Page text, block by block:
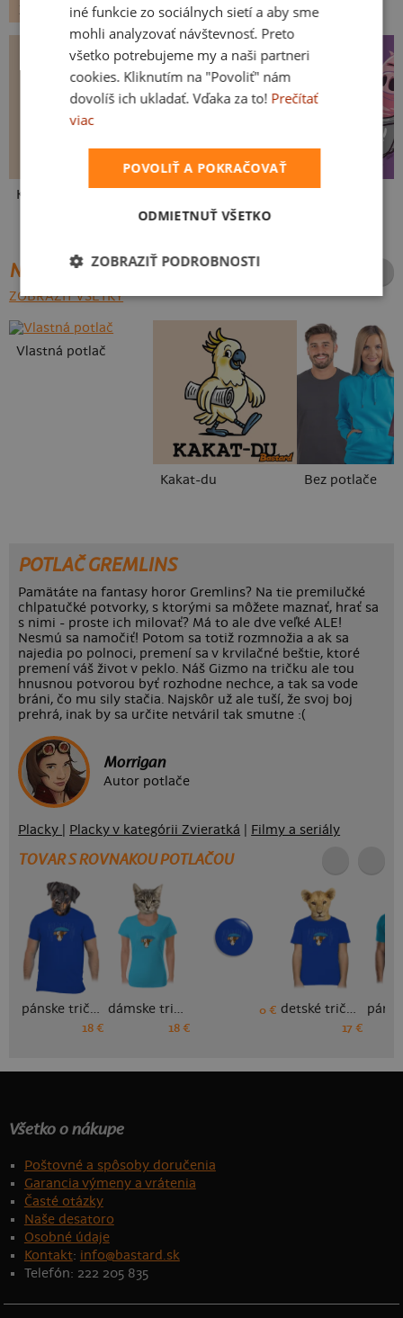
ZVIERATKÁ
FILMY A SERIÁLY
Kakat-du
NAJPREDÁVANEJŠIE POTLAČE
ZOBRAZIŤ VŠETKY
Vlastná potlač
Kakat-du Bez potlače
POTLAČ GREMLINS
Pamätáte na fantasy horor Gremlins? Na tie premilučké
chlpatučké potvorky, s ktorými sa môžete maznať, hrať sa
s nimi - proste ich milovať? Má to ale dve veľké ALE!
Nesmú sa namočiť! Potom sa totiž rozmnožia a ak sa
najedia po polnoci, premení sa v krvilačné beštie, ktoré
premení váš život v peklo. Náš Gizmo na tričku ale tou
hnusnou potvorou byť rozhodne nechce, a tak sa vode
bráni, čo mu sily stačia. Najskôr už ale tuší, že svoj boj
prehrá, inak by sa určite netváril tak smutne :(
Morrigan
Autor potlače
Placky Placky v kategórii Zvieratká Filmy a seriály
TOVAR S ROVNAKOU POTLAČOU
pánske tričko
18 €
dámske tričko
18 €
0 € detské tričko
17 €
Všetko o nákupe
Poštovné a spôsoby doručenia
Garancia výmeny a vrátenia
Časté otázky
Naše desatoro
Osobné údaje
Kontakt: info@bastard.sk
Telefón: 222 205 835
iné funkcie zo sociálnych sietí a aby sme
mohli analyzovať návštevnosť. Preto
všetko potrebujeme my a naši partneri
cookies. Kliknutím na "Povoliť" nám
dovolíš ich ukladať. Vďaka za to! Prečítať
viac
POVOLIŤ A POKRAČOVAŤ
ODMIETNUŤ VŠETKO
ZOBRAZIŤ PODROBNOSTI